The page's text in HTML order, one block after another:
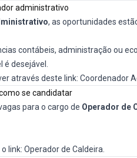
administrativo
, as oportunidades
contábeis, administração ou
desejável.
através deste link: Coordenador
se candidatar
para o cargo de Operador de
link: Operador de Caldeira